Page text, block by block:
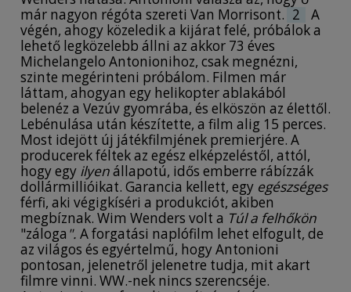
már nagyon régóta szereti Van Morrisont. 2
A
végén, ahogy közeledik a kijárat felé, próbálok a
lehető legközelebb állni az akkor 73 éves
Michelangelo Antonionihoz, csak megnézni,
szinte megérinteni próbálom. Filmen már
láttam, ahogyan egy helikopter ablakából
belenéz a Vezúv gyomrába, és elköszön az élettől.
Lebénulása után készítette, a film alig 15 perces.
Most idejött új játékfilmjének premierjére. A
producerek féltek az egész elképzeléstől, attól,
hogy egy ilyenállapotú, idős emberre rábízzák
dollármillióikat. Garancia kellett, egy egészséges
férfi, aki végigkíséri a produkciót, akiben
megbíznak. Wim Wenders volt a Túl a felhőkön
"záloga ". A forgatási naplófilm lehet elfogult, de
az világos és egyértelmű, hogy Antonioni
pontosan, jelenetről jelenetre tudja, mit akart
filmre vinni. WW.-nek nincs szerencséje.